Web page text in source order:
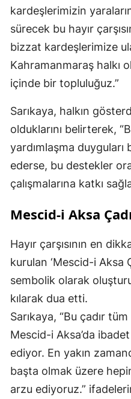
kardeşlerimizin
sürecek bu hayır
bizzat kardeşlerimize
Kahramanmaraş halkı
içinde bir topluluğuz.”
Sarıkaya, halkın
olduklarını belirterek,
yardımlaşma
ederse, bu destekler
çalışmalarına katkı
Mescid-i Aksa
Hayır çarşısının en
kurulan ‘Mescid-i Aksa
sembolik olarak
kılarak dua etti.
Sarıkaya, “Bu çadır
Mescid-i Aksa’da
ediyor. En yakın
başta olmak üzere
arzu ediyoruz.”